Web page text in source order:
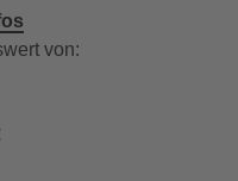
von: